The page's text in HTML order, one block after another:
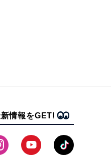
情報をGET!